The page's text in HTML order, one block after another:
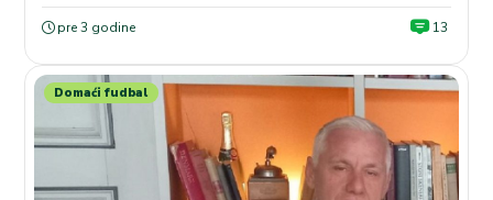
pre 3 godine 13
Domaći fudbal